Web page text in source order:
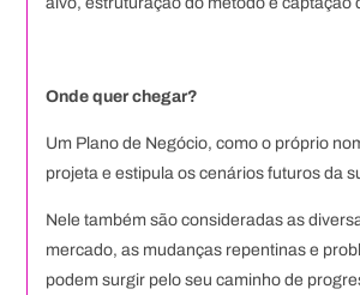
Onde quer chegar?
Um Plano de Negócio, como o próprio
projeta e estipula os cenários futuros da
Nele também são consideradas as
mercado, as mudanças repentinas e
podem surgir pelo seu caminho de